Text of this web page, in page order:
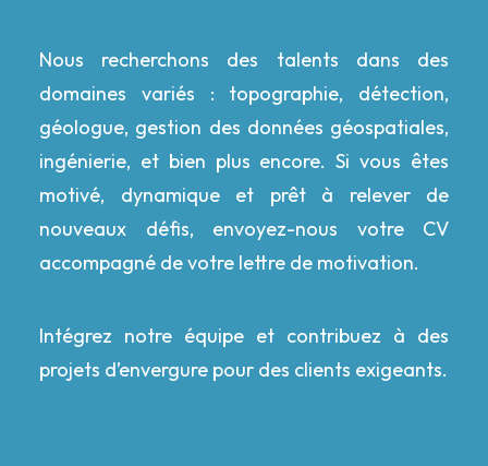
Nous recherchons des talents dans des
domaines variés : topographie, détection,
géologue, gestion des données géospatiales,
ingénierie, et bien plus encore.Si vous êtes
motivé, dynamique et prêt à relever de
nouveaux défis, envoyez-nous votre CV
accompagné de votre lettre de motivation.
Intégrez notre équipe et contribuez à des
projets d’envergure pour des clients exigeants.